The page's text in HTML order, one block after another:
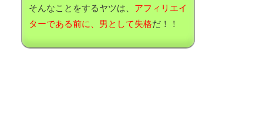
そんなことをするヤツは、 アフィリエイ
ターである前に、男として失格だ！！